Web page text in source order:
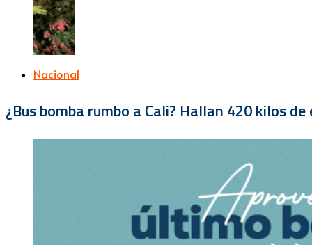
Nacional
¿Bus bomba rumbo a Cali? Hallan 420 kilos